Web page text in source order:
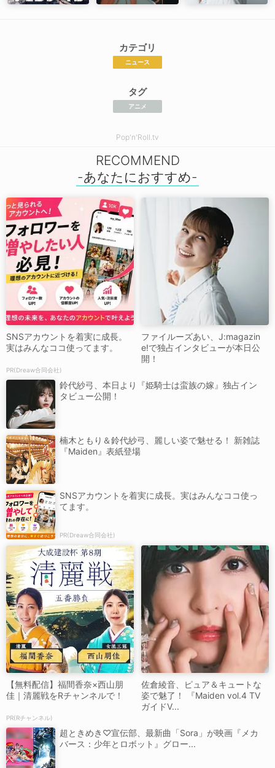
カテゴリ
ニュース
タグ
アニメ
Pop'n'Roll.tv
RECOMMEND
SNSアカウントを着実に成長。
実はみんなココ使ってます。
PR(Dreaw合同会社)
ファイルーズあい、J:magazin
e!で独占インタビューが本日公
開！
鈴代紗弓、本日より『姫騎士は蛮族の嫁』独占イン
タビュー公開！
楠木ともり＆鈴代紗弓、麗しい姿で魅せる！ 新雑誌
『Maiden』表紙登場
SNSアカウントを着実に成長。実はみんなココ使っ
てます。
PR(Dreaw合同会社)
【無料配信】福間香奈×西山朋
佳｜清麗戦をRチャンネルで！
PR(Rチャンネル)
佐倉綾音、ピュア＆キュートな
姿で魅了！ 『Maiden vol.4 TV
ガイドV...
超ときめき♡宣伝部、最新曲「Sora」が映画『メカ
バース：少年とロボット』グロー...